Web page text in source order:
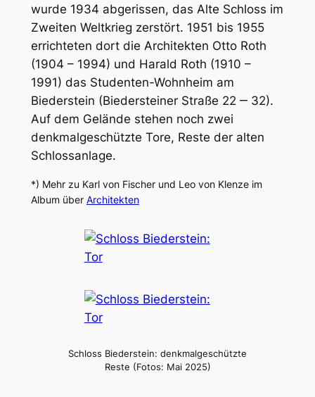
wurde 1934 abgerissen, das Alte Schloss im
Zweiten Weltkrieg zerstört. 1951 bis 1955
errichteten dort die Architekten Otto Roth
(1904 – 1994) und Harald Roth (1910 –
1991) das Studenten-Wohnheim am
Biederstein (Biedersteiner Straße 22 ‒ 32).
Auf dem Gelände stehen noch zwei
denkmalgeschützte Tore, Reste der alten
Schlossanlage.
*) Mehr zu Karl von Fischer und Leo von Klenze im
Album über Architekten
Schloss Biederstein: denkmalgeschützte
Reste (Fotos: Mai 2025)